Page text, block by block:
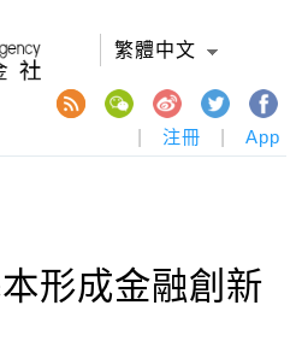
繁體中文
注冊 App
形成金融創新